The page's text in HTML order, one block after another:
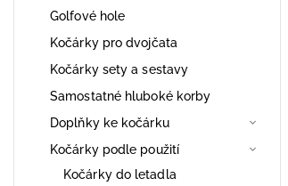
Golfové hole
Kočárky pro dvojčata
Kočárky sety a sestavy
Samostatné hluboké korby
Doplňky ke kočárku
Kočárky podle použití
Kočárky do letadla